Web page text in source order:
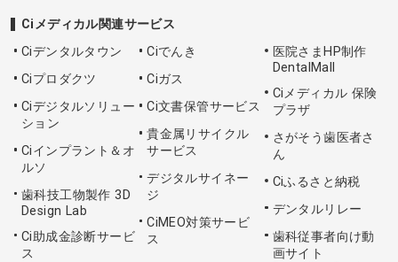
Ciメディカル関連サービス
Ciデンタルタウン
Ciプロダクツ
Ciデジタルソリュー
ション
Ciインプラント＆オ
ルソ
歯科技工物製作 3D
Design Lab
Ci助成金診断サービ
ス
Ciでんき
Ciガス
Ci文書保管サービス
貴金属リサイクル
サービス
デジタルサイネー
ジ
CiMEO対策サービ
ス
医院さまHP制作
DentalMall
Ciメディカル 保険
プラザ
さがそう歯医者さ
ん
Ciふるさと納税
デンタルリレー
歯科従事者向け動
画サイト